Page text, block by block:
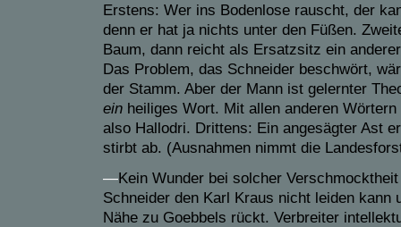
Erstens: Wer ins Bodenlose rauscht, der
denn er hat ja nichts unter den Füßen.
Baum, dann reicht als Ersatzsitz ein
Das Problem, das Schneider beschwört,
der Stamm. Aber der Mann ist gelernter
ein heiliges Wort. Mit allen anderen
also Hallodri. Drittens: Ein angesägter Ast
stirbt ab. (Ausnahmen nimmt die
—Kein Wunder bei solcher
Schneider den Karl Kraus nicht leiden kann
Nähe zu Goebbels rückt. Verbreiter